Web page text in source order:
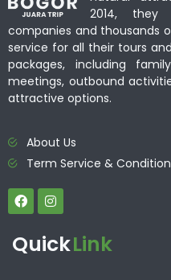
2014, they
companies and thousands
service for all their tours
packages, including
meetings, outbound
attractive options.
About Us
Term Service &
QuickLink